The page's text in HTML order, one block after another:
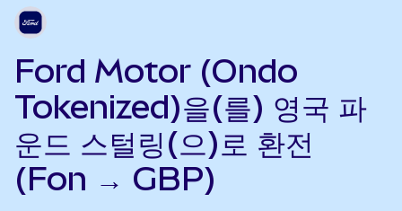
Ford Motor (Ondo
Tokenized)을(를) 영국 파
운드 스털링(으)로 환전
(Fon → GBP)